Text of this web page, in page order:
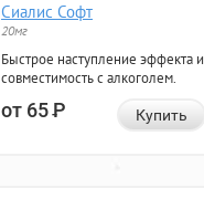
Сиалис Софт
20мг
Быстрое наступление эффекта и
совместимость с алкоголем.
от 65Р Купить